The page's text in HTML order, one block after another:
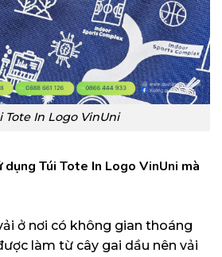
Tote In Logo VinUni
Túi Tote In Logo VinUni mà
ở nơi có không gian thoáng
làm từ cây gai dầu nên vải